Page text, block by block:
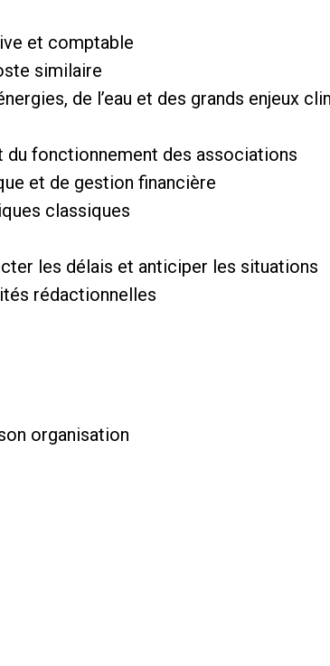
et comptable
similaire
de l’eau et des grands enjeux
du fonctionnement des associations
et de gestion financière
classiques
les délais et anticiper les situations
rédactionnelles
organisation